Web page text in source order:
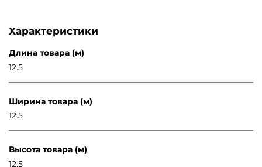
Характеристики
Длина товара (м)
12.5
Ширина товара (м)
12.5
Высота товара (м)
12.5